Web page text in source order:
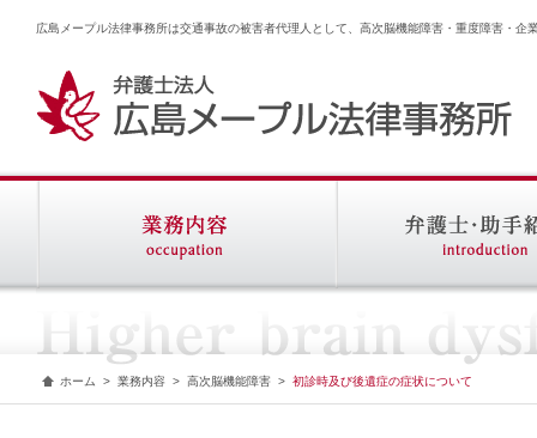
広島メープル法律事務所は交通事故の被害者代理人として、高次脳機能障害・重度障害・企
ホーム > 業務内容 > 高次脳機能障害 > 初診時及び後遺症の症状について